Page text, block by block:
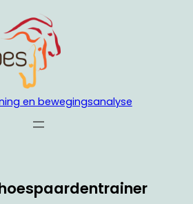
en bewegingsanalyse